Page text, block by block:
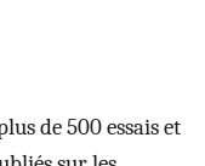
de 500 essais et